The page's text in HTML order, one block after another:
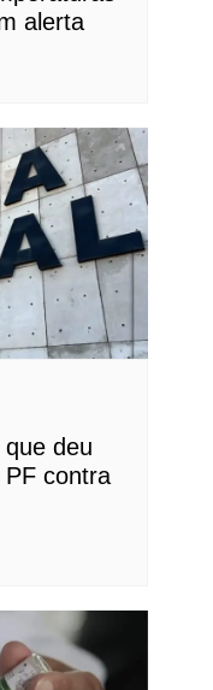
alerta
deu
contra